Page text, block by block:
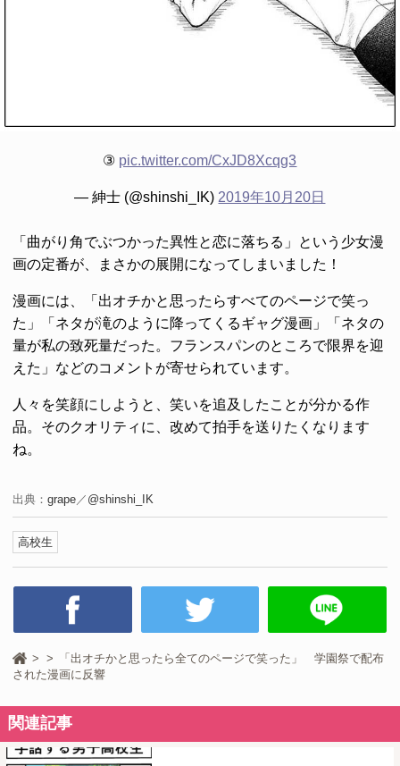
③ pic.twitter.com/CxJD8Xcqg3
— 紳士 (@shinshi_IK)2019年10月20日
「曲がり角でぶつかった異性と恋に落ちる」という少女漫
画の定番が、まさかの展開になってしまいました！
漫画には、「出オチかと思ったらすべてのページで笑っ
た」「ネタが滝のように降ってくるギャグ漫画」「ネタの
量が私の致死量だった。フランスパンのところで限界を迎
えた」などのコメントが寄せられています。
人々を笑顔にしようと、笑いを追及したことが分かる作
品。そのクオリティに、改めて拍手を送りたくなります
ね。
出典： grape／ @shinshi_IK
高校生
「出オチかと思ったら全てのページで笑った」 学園祭で配布
された漫画に反響
関連記事